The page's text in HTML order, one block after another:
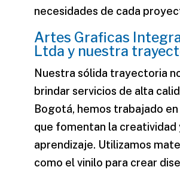
necesidades de cada
Artes Graficas
Ltda y nuestra
Nuestra sólida trayectoria
brindar servicios de alta
Bogotá, hemos trabajado
que fomentan la creatividad
aprendizaje. Utilizamos
como elvinilo para crear